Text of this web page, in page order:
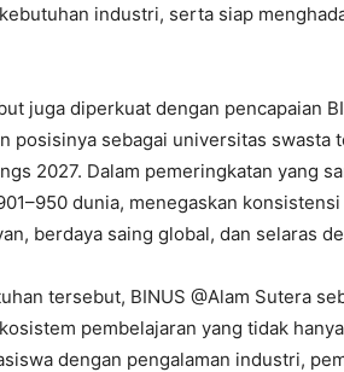
industri, serta siap
juga diperkuat dengan pencapaian
posisinya sebagai universitas swasta
2027. Dalam pemeringkatan yang
dunia, menegaskan
berdaya saing global, dan selaras
tersebut, BINUS @Alam Sutera
pembelajaran yang tidak
dengan pengalaman industri,